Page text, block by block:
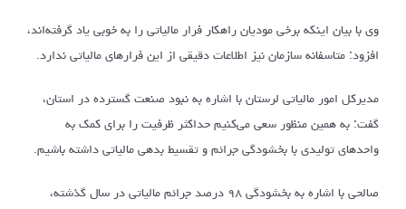
وی با بیان اینکه برخی مودیان راهکار فرار مالیاتی را به خوبی یاد گرفته‌اند،
افزود: متاسفانه سازمان نیز اطلاعات دقیقی از این فرارهای مالیاتی ندارد.
مدیرکل امور مالیاتی لرستان با اشاره به نبود صنعت گسترده در استان،
گفت: به همین منظور سعی می‌کنیم حداکثر ظرفیت را برای کمک به
واحدهای تولیدی با بخشودگی جرائم و تقسیط بدهی مالیاتی داشته باشیم.
صالحی با اشاره به بخشودگی ۹۸ درصد جرائم مالیاتی در سال گذشته،